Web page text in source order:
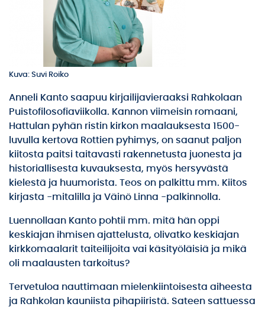
Kuva: Suvi Roiko
Anneli Kanto saapuu kirjailijavieraaksi Rahkolaan
Puistofilosofiaviikolla. Kannon viimeisin romaani,
Hattulan pyhän ristin kirkon maalauksesta 1500-
luvulla kertova Rottien pyhimys, on saanut paljon
kiitosta paitsi taitavasti rakennetusta juonesta ja
historiallisesta kuvauksesta, myös hersyvästä
kielestä ja huumorista. Teos on palkittu mm. Kiitos
kirjasta -mitalilla ja Väinö Linna -palkinnolla.
Luennollaan Kanto pohtii mm. mitä hän oppi
keskiajan ihmisen ajattelusta, olivatko keskiajan
kirkkomaalarit taiteilijoita vai käsityöläisiä ja mikä
oli maalausten tarkoitus?
Tervetuloa nauttimaan mielenkiintoisesta aiheesta
ja Rahkolan kauniista pihapiiristä. Sateen sattuessa